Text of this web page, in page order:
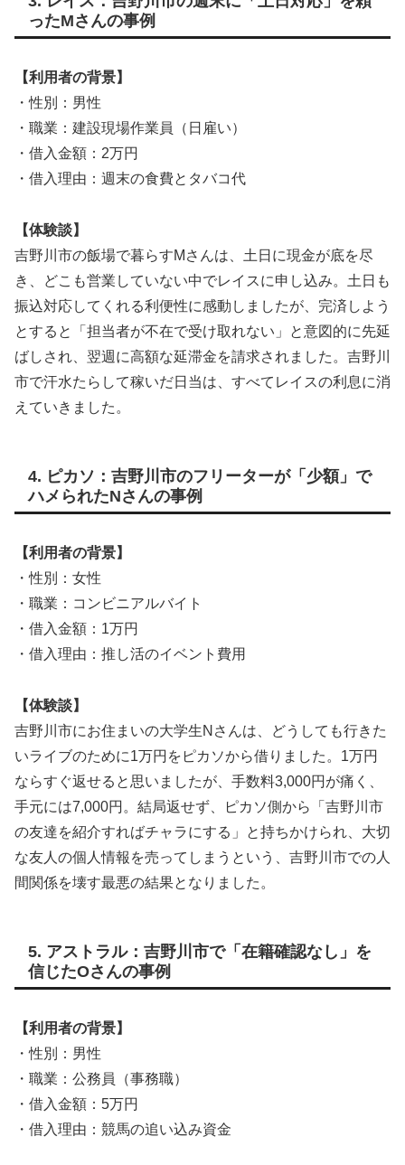
ったMさんの事例
【利用者の背景】
・性別：男性
・職業：建設現場作業員（日雇い）
・借入金額：2万円
・借入理由：週末の食費とタバコ代
【体験談】
吉野川市の飯場で暮らすMさんは、土日に現金が底を尽
き、どこも営業していない中でレイスに申し込み。土日も
振込対応してくれる利便性に感動しましたが、完済しよう
とすると「担当者が不在で受け取れない」と意図的に先延
ばしされ、翌週に高額な延滞金を請求されました。吉野川
市で汗水たらして稼いだ日当は、すべてレイスの利息に消
えていきました。
4. ピカソ：吉野川市のフリーターが「少額」で
ハメられたNさんの事例
【利用者の背景】
・性別：女性
・職業：コンビニアルバイト
・借入金額：1万円
・借入理由：推し活のイベント費用
【体験談】
吉野川市にお住まいの大学生Nさんは、どうしても行きた
いライブのために1万円をピカソから借りました。1万円
ならすぐ返せると思いましたが、手数料3,000円が痛く、
手元には7,000円。結局返せず、ピカソ側から「吉野川市
の友達を紹介すればチャラにする」と持ちかけられ、大切
な友人の個人情報を売ってしまうという、吉野川市での人
間関係を壊す最悪の結果となりました。
5. アストラル：吉野川市で「在籍確認なし」を
信じたOさんの事例
【利用者の背景】
・性別：男性
・職業：公務員（事務職）
・借入金額：5万円
・借入理由：競馬の追い込み資金